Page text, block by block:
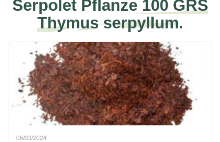
Serpolet Pflanze 100 GRS
Thymus serpyllum.
06/03/2024